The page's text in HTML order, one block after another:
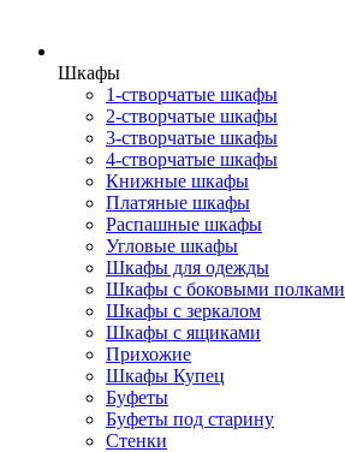
Шкафы
1-створчатые шкафы
2-створчатые шкафы
3-створчатые шкафы
4-створчатые шкафы
Книжные шкафы
Платяные шкафы
Распашные шкафы
Угловые шкафы
Шкафы для одежды
Шкафы с боковыми полками
Шкафы с зеркалом
Шкафы с ящиками
Прихожие
Шкафы Купец
Буфеты
Буфеты под старину
Стенки